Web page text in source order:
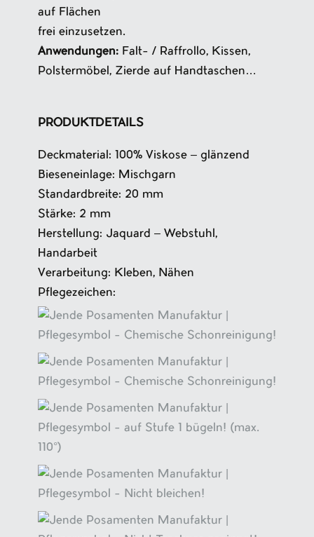
auf Flächen
frei einzusetzen.
Anwendungen:Falt- / Raffrollo, Kissen,
Polstermöbel, Zierde auf Handtaschen…
PRODUKTDETAILS
Deckmaterial: 100% Viskose – glänzend
Bieseneinlage: Mischgarn
Standardbreite: 20 mm
Stärke: 2 mm
Herstellung: Jaquard – Webstuhl,
Handarbeit
Verarbeitung: Kleben, Nähen
Pflegezeichen: